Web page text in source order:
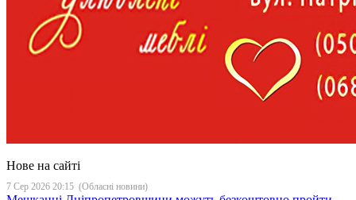
Нове на сайті
7 Сер 2026 20:15 (Обласні новини)